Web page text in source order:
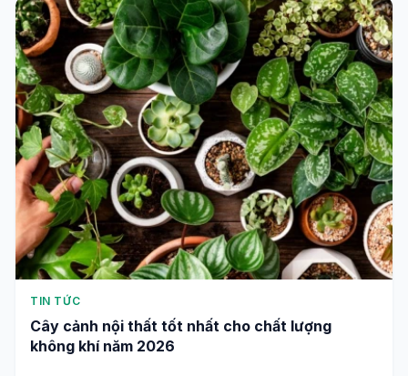
TIN TỨC
Cây cảnh nội thất tốt nhất cho chất lượng
không khí năm 2026